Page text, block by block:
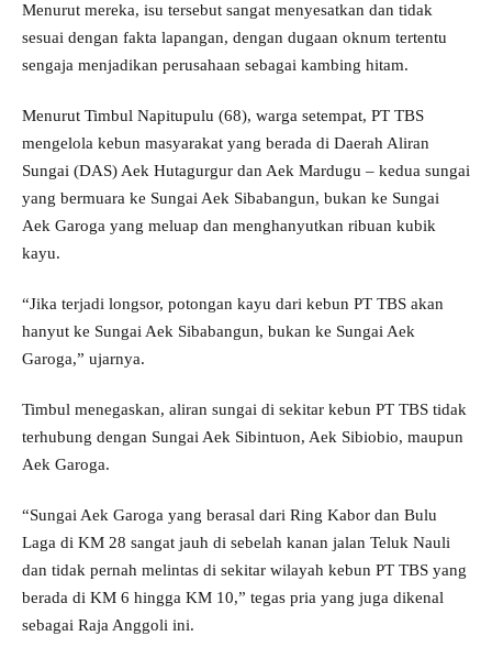
Menurut mereka, isu tersebut sangat menyesatkan dan tidak
sesuai dengan fakta lapangan, dengan dugaan oknum tertentu
sengaja menjadikan perusahaan sebagai kambing hitam.
Menurut Timbul Napitupulu (68), warga setempat, PT TBS
mengelola kebun masyarakat yang berada di Daerah Aliran
Sungai (DAS) Aek Hutagurgur dan Aek Mardugu – kedua sungai
yang bermuara ke Sungai Aek Sibabangun, bukan ke Sungai
Aek Garoga yang meluap dan menghanyutkan ribuan kubik
kayu.
“Jika terjadi longsor, potongan kayu dari kebun PT TBS akan
hanyut ke Sungai Aek Sibabangun, bukan ke Sungai Aek
Garoga,” ujarnya.
Timbul menegaskan, aliran sungai di sekitar kebun PT TBS tidak
terhubung dengan Sungai Aek Sibintuon, Aek Sibiobio, maupun
Aek Garoga.
“Sungai Aek Garoga yang berasal dari Ring Kabor dan Bulu
Laga di KM 28 sangat jauh di sebelah kanan jalan Teluk Nauli
dan tidak pernah melintas di sekitar wilayah kebun PT TBS yang
berada di KM 6 hingga KM 10,” tegas pria yang juga dikenal
sebagai Raja Anggoli ini.